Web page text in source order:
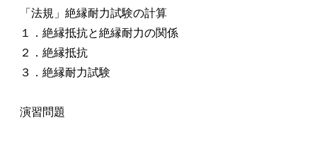
「法規」絶縁耐力試験の計算
１．絶縁抵抗と絶縁耐力の関係
２．絶縁抵抗
３．絶縁耐力試験
演習問題